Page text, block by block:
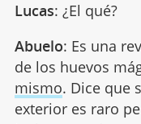
Lucas: ¿El qué?
Abuelo: Es una
de los huevos
mismo. Dice que
exterior es raro